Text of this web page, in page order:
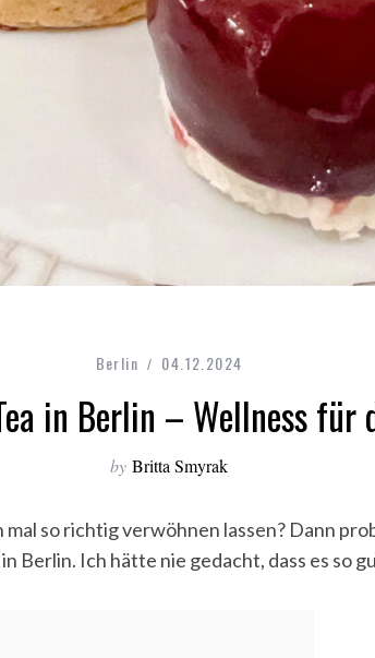
Berlin 04.12.2024
in Berlin – Wellness für
by Britta Smyrak
so richtig verwöhnen lassen? Dann
Berlin. Ich hätte nie gedacht, dass es so